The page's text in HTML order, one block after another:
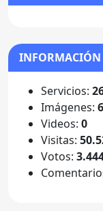
INFORMACIÓN
Servicios:
Imágenes:
Videos: 0
Visitas:
Votos: